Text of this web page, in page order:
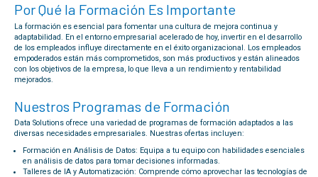
Por Qué la Formación Es Importante
La formación es esencial para fomentar una cultura de mejora continua y
adaptabilidad. En el entorno empresarial acelerado de hoy, invertir en el desarrollo
de los empleados influye directamente en el éxito organizacional. Los empleados
empoderados están más comprometidos, son más productivos y están alineados
con los objetivos de la empresa, lo que lleva a un rendimiento y rentabilidad
mejorados.
Nuestros Programas de Formación
Data Solutions ofrece una variedad de programas de formación adaptados a las
diversas necesidades empresariales. Nuestras ofertas incluyen:
Formación en Análisis de Datos: Equipa a tu equipo con habilidades esenciales
en análisis de datos para tomar decisiones informadas.
Talleres de IA y Automatización: Comprende cómo aprovechar las tecnologías de